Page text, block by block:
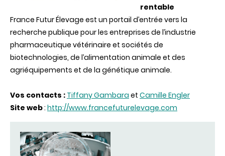
rentable
France FuturÉlevage est un portail d’entrée vers la
recherche publique pour les entreprises de l’industrie
pharmaceutique vétérinaire et sociétés de
biotechnologies, de l’alimentation animale et des
agriéquipements et de la génétique animale.
Vos contacts : Tiffany Gambara et Camille Engler
Site web: http://www.francefuturelevage.com